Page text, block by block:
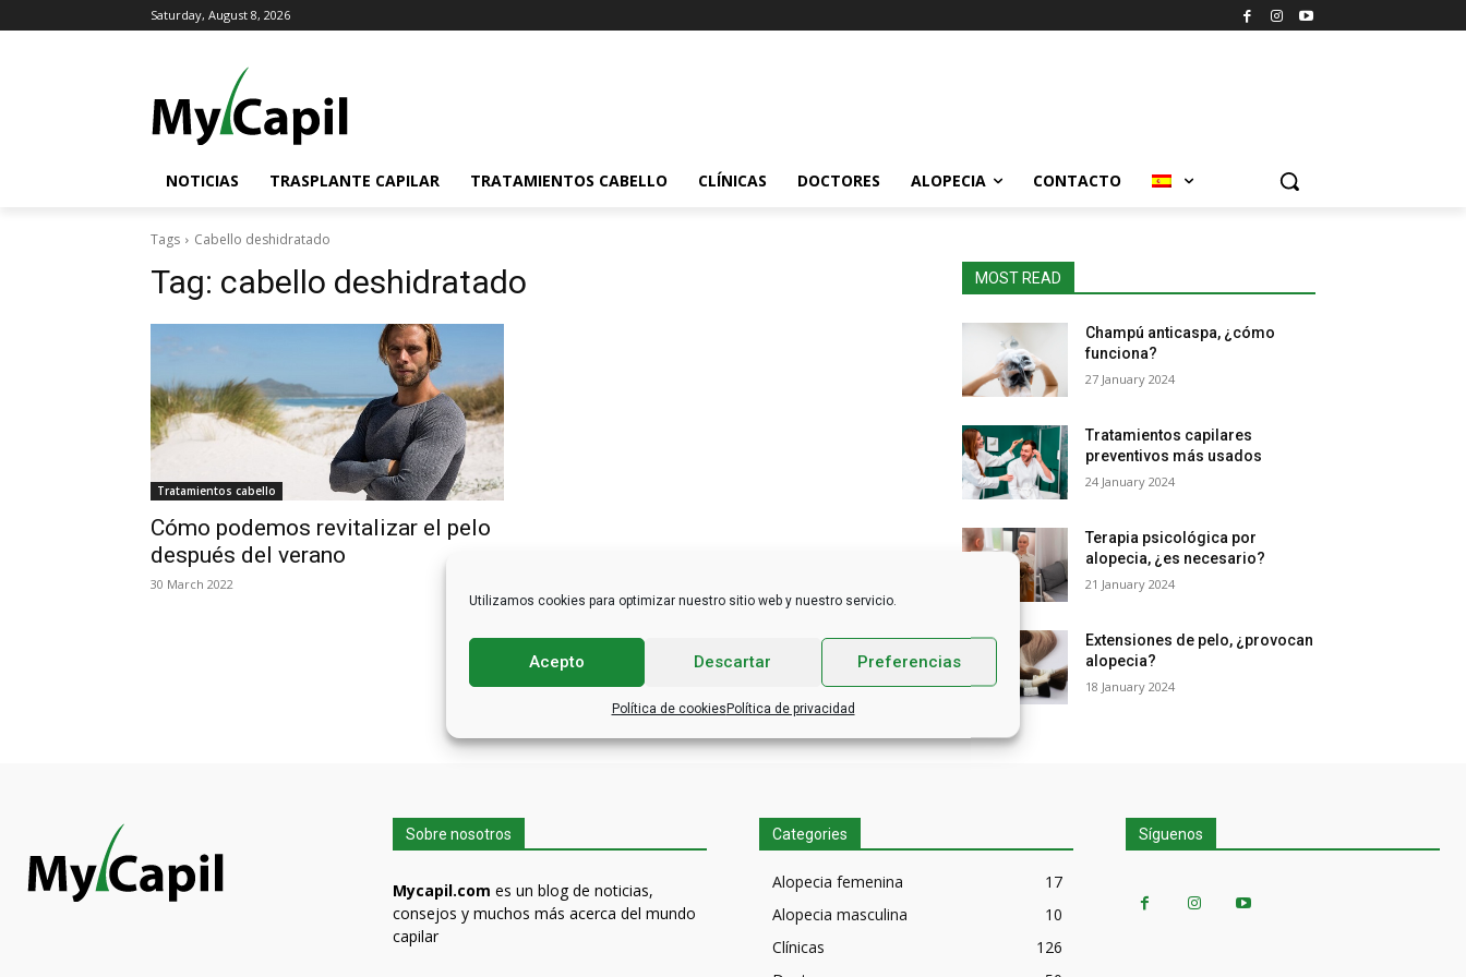
Utilizamos cookies para optimizar nuestro sitio web y nuestro servicio.
Acepto Descartar Preferencias
Política de cookiesPolítica de privacidad
Saturday, August 8, 2026
NOTICIAS TRASPLANTE CAPILAR TRATAMIENTOS CABELLO CLÍNICAS DOCTORES ALOPECIA CONTACTO
Tags Cabello deshidratado
Tag: cabello deshidratado
Tratamientos cabello
Cómo podemos revitalizar el pelo
después del verano
30 March 2022
MOST READ
Champú anticaspa, ¿cómo
funciona?
27 January 2024
Tratamientos capilares
preventivos más usados
24 January 2024
Terapia psicológica por
alopecia, ¿es necesario?
21 January 2024
Extensiones de pelo, ¿provocan
alopecia?
18 January 2024
Sobre nosotros
Mycapil.com es un blog de noticias,
consejos y muchos más acerca del mundo
capilar
Categories
Alopecia femenina
17
Alopecia masculina
10
Clínicas
126
Síguenos